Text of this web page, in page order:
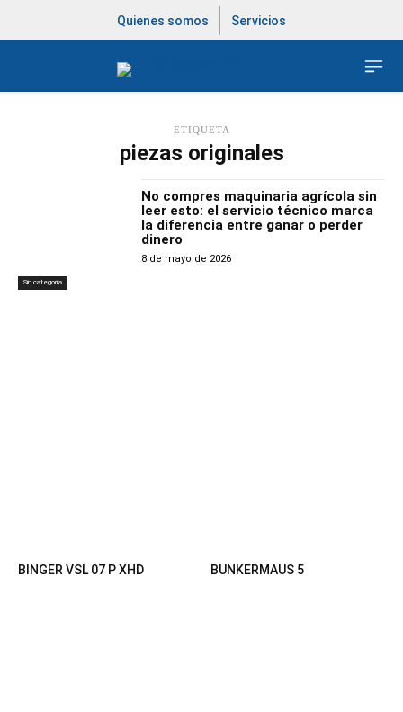
Quienes somos Servicios
ETIQUETA
piezas originales
Sin categoría
No compres maquinaria agrícola sin
leer esto: el servicio técnico marca
la diferencia entre ganar o perder
dinero
8 de mayo de 2026
BINGER VSL 07 P XHD BUNKERMAUS 5